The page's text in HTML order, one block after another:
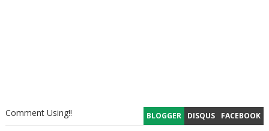
BLOGGER DISQUS FACEBOOK
Comment Using!!